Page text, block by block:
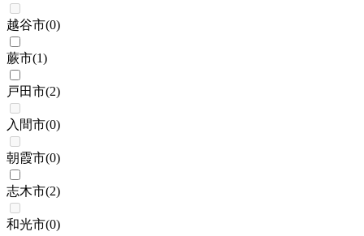
越谷市(0)
蕨市(1)
戸田市(2)
入間市(0)
朝霞市(0)
志木市(2)
和光市(0)